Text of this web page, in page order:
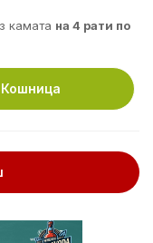
камата на 4 рати по